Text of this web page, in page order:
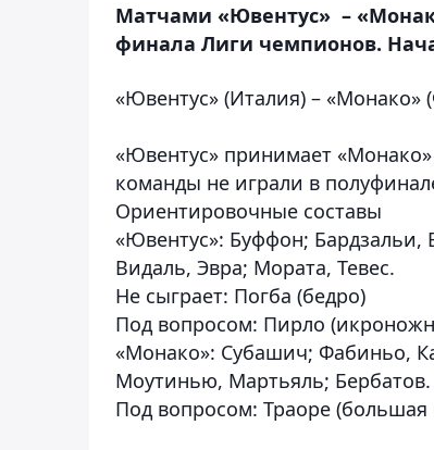
Матчами «Ювентус» –
финала Лиги чемпионов.
«Ювентус» (Италия) – «Монако»
«Ювентус» принимает
команды не играли в
Ориентировочные составы
«Ювентус»: Буффон;
Видаль, Эвра; Мората, Тевес.
Не сыграет: Погба (бедро)
Под вопросом: Пирло
«Монако»: Субашич; Фабиньо,
Моутинью, Мартьяль; Бербатов.
Под вопросом: Траоре (большая